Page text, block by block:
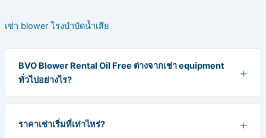
เช่า blower โรงบำบัดน้ำเสีย
BVO Blower Rental Oil Free ต่างจากเช่า equipment
ทั่วไปอย่างไร?
ราคาเช่าเริ่มที่เท่าไหร่?